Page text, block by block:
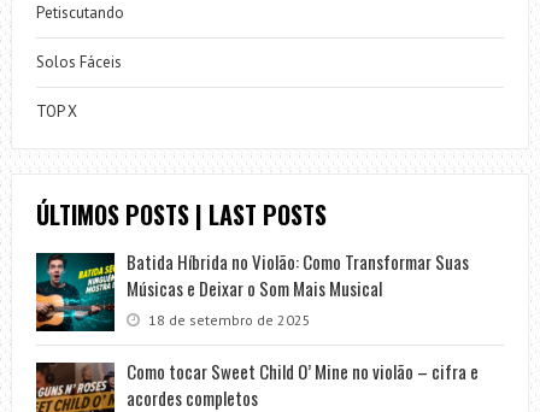
Petiscutando
Solos Fáceis
TOP X
ÚLTIMOS POSTS | LAST POSTS
Batida Híbrida no Violão: Como Transformar Suas
Músicas e Deixar o Som Mais Musical
18 de setembro de 2025
Como tocar Sweet Child O’ Mine no violão – cifra e
acordes completos